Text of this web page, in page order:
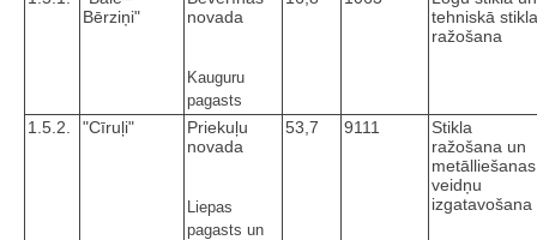
Bērziņi"
novada
Kauguru
pagasts
tehniskā stikla
ražošana
1.5.2. "Cīruļi"
Priekuļu
novada
Liepas
pagasts un
53,7 9111
Stikla
ražošana un
metālliešanas
veidņu
izgatavošana